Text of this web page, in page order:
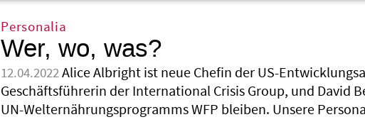
Personalia
Wer, wo, was?
12.04.2022Alice Albright ist neue Chefin der US-
Geschäftsführerin der International Crisis Group, und David
UN-Welternährungsprogramms WFP bleiben. Unsere